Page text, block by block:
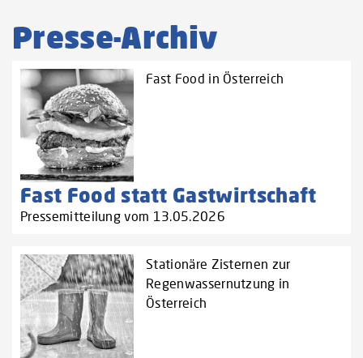
Presse-Archiv
Fast Food in Österreich
Fast Food statt Gastwirtschaft
Pressemitteilung vom 13.05.2026
Stationäre Zisternen zur
Regenwassernutzung in
Österreich